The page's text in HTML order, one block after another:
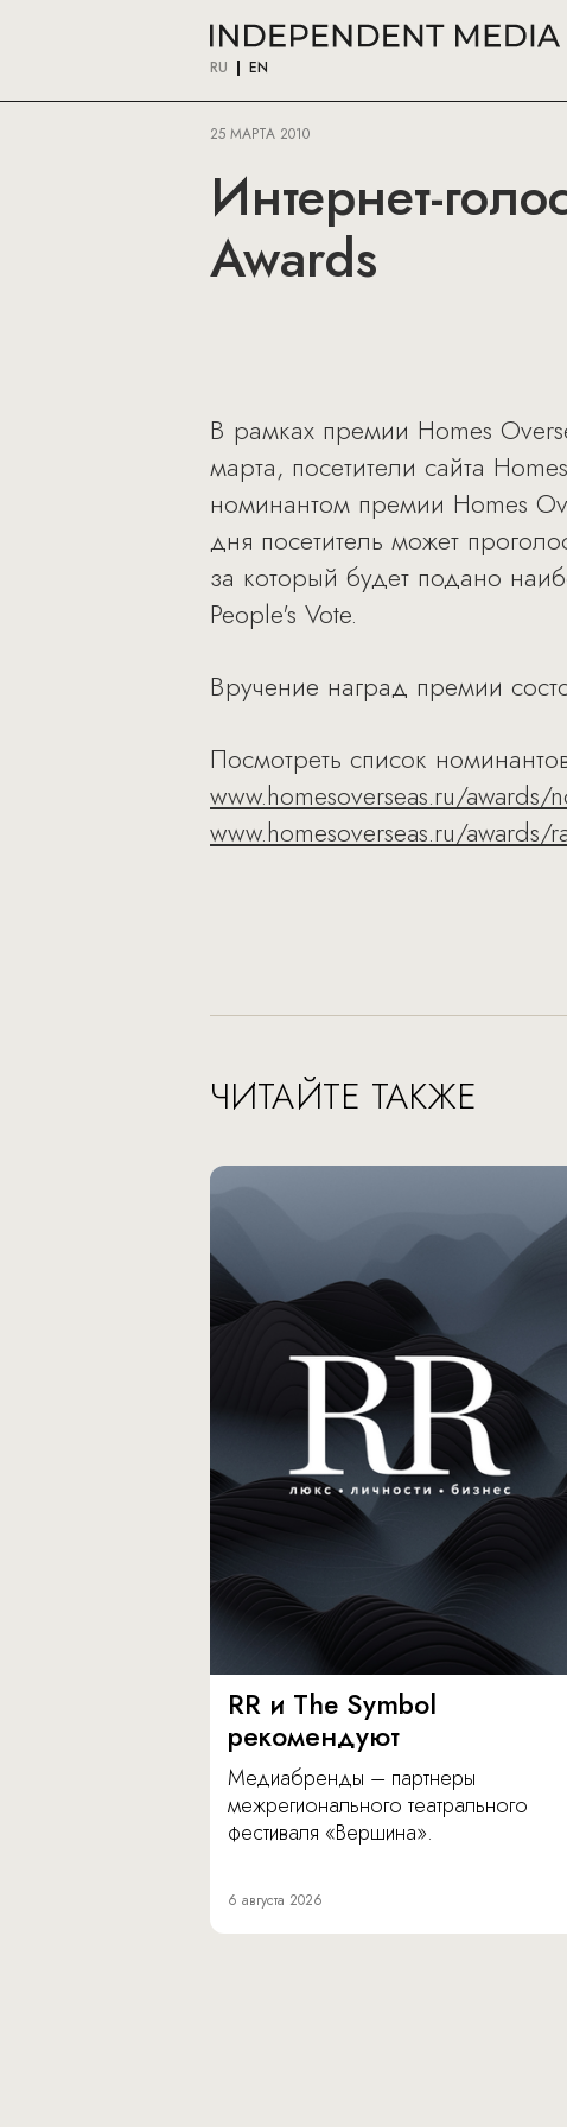
RU EN
25 МАРТА 2010
Интернет-
Awards
В рамках премии Homes
марта, посетители сайта
номинантом премии Homes
дня посетитель может
за который будет подано
People's Vote.
Вручение наград премии
Посмотреть список
www.homesoverseas.ru/awards/
www.homesoverseas.ru/awards/
ЧИТАЙТЕ ТАКЖЕ
RR и The Symbol
рекомендуют
Медиабренды – партнеры
межрегионального театрального
фестиваля «Вершина».
6 августа 2026